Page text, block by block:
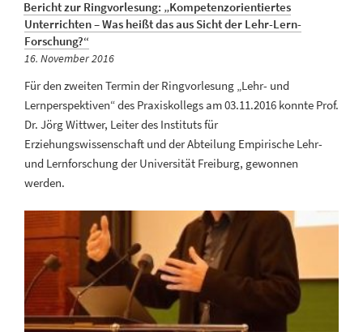
Bericht zur Ringvorlesung: „Kompetenzorientiertes
Unterrichten – Was heißt das aus Sicht der Lehr-Lern-
Forschung?“
Veröffentlicht
16. November 2016
Für den zweiten Termin der Ringvorlesung „Lehr- und
Lernperspektiven“ des Praxiskollegs am 03.11.2016 konnte Prof.
Dr. Jörg Wittwer, Leiter des Instituts für
Erziehungswissenschaft und der Abteilung Empirische Lehr-
und Lernforschung der Universität Freiburg, gewonnen
werden.